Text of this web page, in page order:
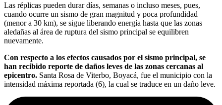
Las réplicas pueden durar días, semanas o incluso meses, pues,
cuando ocurre un sismo de gran magnitud y poca profundidad
(menor a 30 km), se sigue liberando energía hasta que las zonas
aledañas al área de ruptura del sismo principal se equilibren
nuevamente.
Con respecto a los efectos causados por el sismo principal, se
han recibido reporte de daños leves de las zonas cercanas al
epicentro. Santa Rosa de Viterbo, Boyacá, fue el municipio con la
intensidad máxima reportada (6), la cual se traduce en un daño leve.